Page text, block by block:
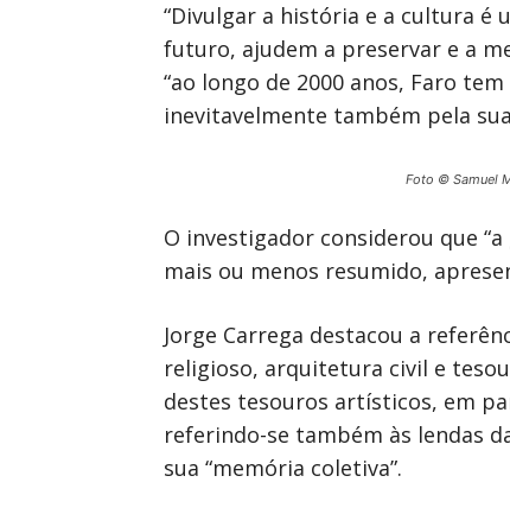
“Divulgar a história e a cultura é
futuro, ajudem a preservar e a
“ao longo de 2000 anos, Faro
inevitavelmente também pela
Foto © Samuel
O investigador considerou que
mais ou menos resumido,
Jorge Carrega destacou a
religioso, arquitetura civil e
destes tesouros artísticos, em
referindo-se também às lendas
sua “memória coletiva”.